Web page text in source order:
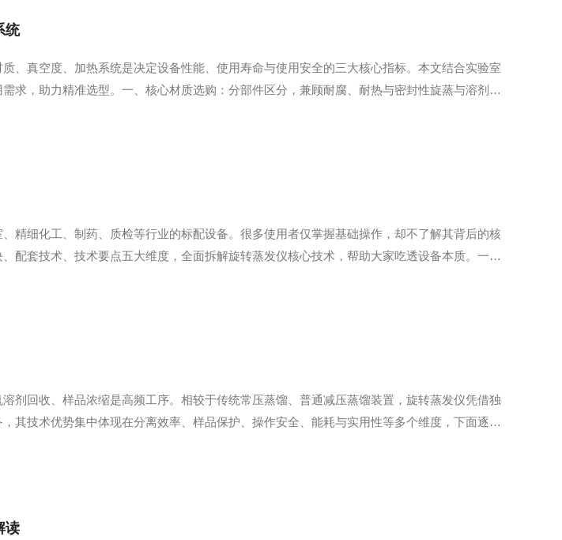
统
、真空度、加热系统是决定设备性能、使用寿命与使用安全的三大核心指标。本文结合实验室
求，助力精准选型。一、核心材质选购：分部件区分，兼顾耐腐、耐热与密封性旋蒸与溶剂、
精细化工、制药、质检等行业的标配设备。很多使用者仅掌握基础操作，却不了解其背后的核
配套技术、技术要点五大维度，全面拆解旋转蒸发仪核心技术，帮助大家吃透设备本质。一、
剂回收、样品浓缩是高频工序。相较于传统常压蒸馏、普通减压蒸馏装置，旋转蒸发仪凭借独
其技术优势集中体现在分离效率、样品保护、操作安全、能耗与实用性等多个维度，下面逐一
读